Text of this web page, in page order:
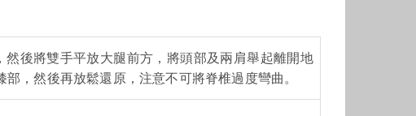
然後將雙手平放大腿前方，將頭部及兩肩舉起離開地
，然後再放鬆還原，注意不可將脊椎過度彎曲。